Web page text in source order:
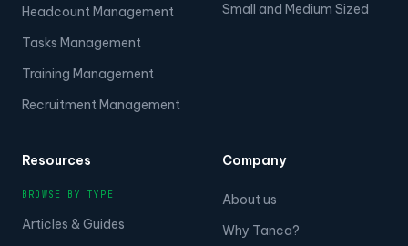
Headcount Management
Tasks Management
Training Management
Recruitment Management
Small and Medium Sized
Resources
BROWSE BY TYPE
Articles & Guides
Company
About us
Why Tanca?